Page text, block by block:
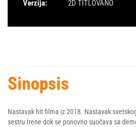
Verzija:
2D TITLOVANO
Sinopsis
Nastavak hit filma iz 2018. Nastavak
sestru Irene dok se ponovno suočava sa